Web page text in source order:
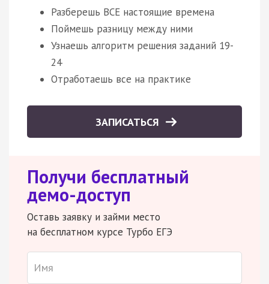
Разберешь ВСЕ настоящие времена
Поймешь разницу между ними
Узнаешь алгоритм решения заданий 19-
24
Отработаешь все на практике
ЗАПИСАТЬСЯ
Получи бесплатный
демо-доступ
Оставь заявку и займи место
на бесплатном курсе Турбо ЕГЭ